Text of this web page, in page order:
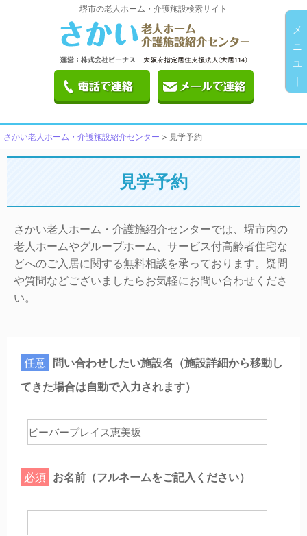
堺市の老人ホーム・介護施設検索サイト
さかい老人ホーム・介護施設紹介センター > 見学予約
見学予約
さかい老人ホーム・介護施紹介センターでは、堺市内の
老人ホームやグループホーム、サービス付高齢者住宅な
どへのご入居に関する無料相談を承っております。疑問
や質問などございましたらお気軽にお問い合わせくださ
い。
任意 問い合わせしたい施設名（施設詳細から移動し
てきた場合は自動で入力されます）
必須 お名前（フルネームをご記入ください）
メ
ニ
ユ
｜